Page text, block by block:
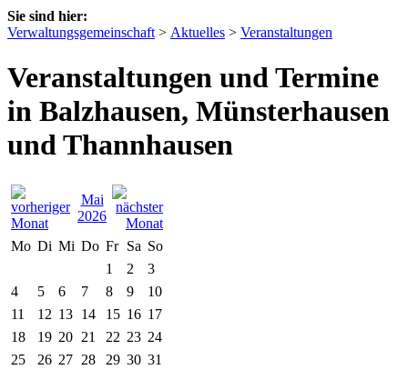
Sie sind hier:
Verwaltungsgemeinschaft > Aktuelles > Veranstaltungen
Veranstaltungen und Termine
in Balzhausen, Münsterhausen
und Thannhausen
Mai
2026
Mo Di Mi Do Fr Sa So
1
2
3
4
5 6 7 8 9
10
11
12 13 14 15 16 17
18
19 20 21 22 23 24
25
26 27 28 29 30 31